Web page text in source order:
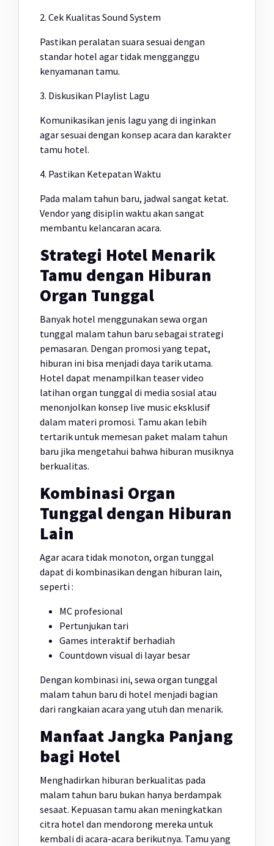
2. Cek Kualitas Sound System
Pastikan peralatan suara sesuai dengan
standar hotel agar tidak mengganggu
kenyamanan tamu.
3. Diskusikan Playlist Lagu
Komunikasikan jenis lagu yang di inginkan
agar sesuai dengan konsep acara dan karakter
tamu hotel.
4. Pastikan Ketepatan Waktu
Pada malam tahun baru, jadwal sangat ketat.
Vendor yang disiplin waktu akan sangat
membantu kelancaran acara.
Strategi Hotel Menarik
Tamu dengan Hiburan
Organ Tunggal
Banyak hotel menggunakan sewa organ
tunggal malam tahun baru sebagai strategi
pemasaran. Dengan promosi yang tepat,
hiburan ini bisa menjadi daya tarik utama.
Hotel dapat menampilkan teaser video
latihan organ tunggal di media sosial atau
menonjolkan konsep live music eksklusif
dalam materi promosi. Tamu akan lebih
tertarik untuk memesan paket malam tahun
baru jika mengetahui bahwa hiburan musiknya
berkualitas.
Kombinasi Organ
Tunggal dengan Hiburan
Lain
Agar acara tidak monoton, organ tunggal
dapat di kombinasikan dengan hiburan lain,
seperti :
MC profesional
Pertunjukan tari
Games interaktif berhadiah
Countdown visual di layar besar
Dengan kombinasi ini, sewa organ tunggal
malam tahun baru di hotel menjadi bagian
dari rangkaian acara yang utuh dan menarik.
Manfaat Jangka Panjang
bagi Hotel
Menghadirkan hiburan berkualitas pada
malam tahun baru bukan hanya berdampak
sesaat. Kepuasan tamu akan meningkatkan
citra hotel dan mendorong mereka untuk
kembali di acara-acara berikutnya. Tamu yang